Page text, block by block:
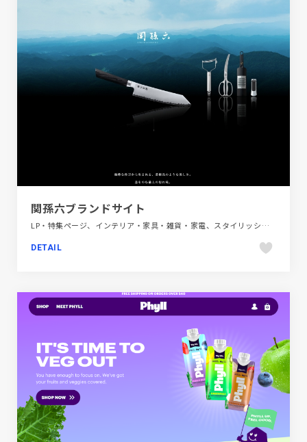
関孫六ブランドサイト
LP・特集ページ、インテリア・家具・雑貨・家電、スタイリッシュ、ブラック系 、大きめ写真、日本テイスト、飲料・食品
DETAIL